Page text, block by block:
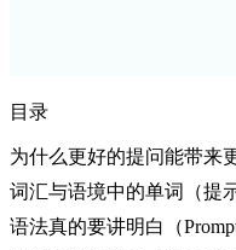
目录
为什么更好的提问能带来
词汇与语境中的单词（提示
语法真的要讲明白（